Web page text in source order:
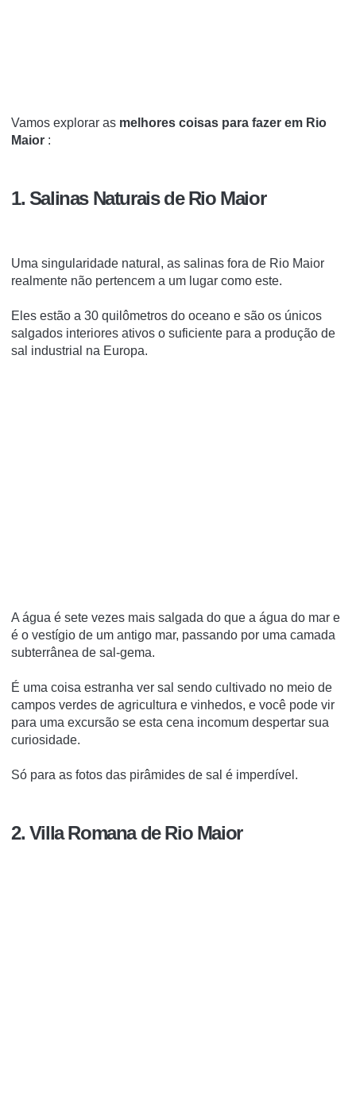
Vamos explorar as melhores coisas para fazer em Rio
Maior :
1. Salinas Naturais de Rio Maior
Uma singularidade natural, as salinas fora de Rio Maior
realmente não pertencem a um lugar como este.
Eles estão a 30 quilômetros do oceano e são os únicos
salgados interiores ativos o suficiente para a produção de
sal industrial na Europa.
A água é sete vezes mais salgada do que a água do mar e
é o vestígio de um antigo mar, passando por uma camada
subterrânea de sal-gema.
É uma coisa estranha ver sal sendo cultivado no meio de
campos verdes de agricultura e vinhedos, e você pode vir
para uma excursão se esta cena incomum despertar sua
curiosidade.
Só para as fotos das pirâmides de sal é imperdível.
2. Villa Romana de Rio Maior